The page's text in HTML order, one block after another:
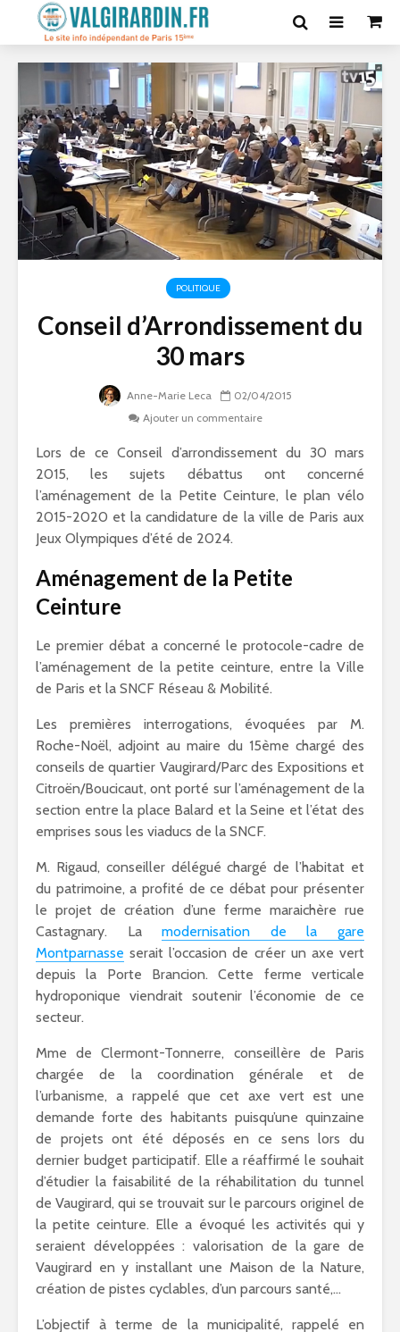
POLITIQUE
Conseil d’Arrondissement du
30 mars
Anne-Marie Leca
02/04/2015
Ajouter un commentaire
Lors de ce Conseil d’arrondissement du 30 mars
2015, les sujets débattus ont concerné
l’aménagement de la Petite Ceinture, le plan vélo
2015-2020 et la candidature de la ville de Paris aux
Jeux Olympiques d’été de 2024.
Aménagement de la Petite
Ceinture
Le premier débat a concerné le protocole-cadre de
l’aménagement de la petite ceinture, entre la Ville
de Paris et la SNCF Réseau & Mobilité.
Les premières interrogations, évoquées par M.
Roche-Noël, adjoint au maire du 15ème chargé des
conseils de quartier Vaugirard/Parc des Expositions et
Citroën/Boucicaut, ont porté sur l’aménagement de la
section entre la place Balard et la Seine et l’état des
emprises sous les viaducs de la SNCF.
M. Rigaud, conseiller délégué chargé de l’habitat et
du patrimoine, a profité de ce débat pour présenter
le projet de création d’une ferme maraichère rue
Castagnary. Lamodernisation de la gare
Montparnasse serait l’occasion de créer un axe vert
depuis la Porte Brancion. Cette ferme verticale
hydroponique viendrait soutenir l’économie de ce
secteur.
Mme de Clermont-Tonnerre, conseillère de Paris
chargée de la coordination générale et de
l’urbanisme, a rappelé que cet axe vert est une
demande forte des habitants puisqu’une quinzaine
de projets ont été déposés en ce sens lors du
dernier budget participatif. Elle a réaffirmé le souhait
d’étudier la faisabilité de la réhabilitation du tunnel
de Vaugirard, qui se trouvait sur le parcours originel de
la petite ceinture. Elle a évoqué les activités qui y
seraient développées : valorisation de la gare de
Vaugirard en y installant une Maison de la Nature,
création de pistes cyclables, d’un parcours santé,…
L’objectif à terme de la municipalité, rappelé en